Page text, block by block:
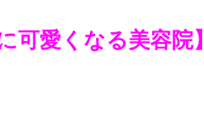
可愛くなる美容院】